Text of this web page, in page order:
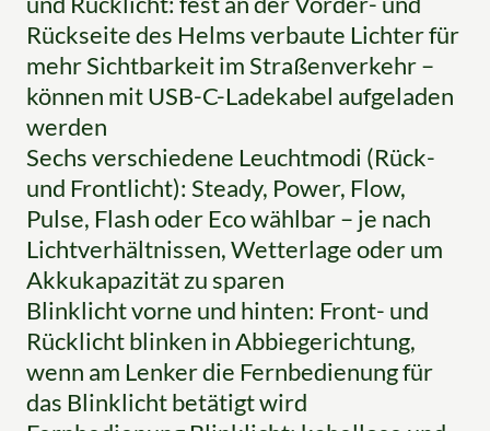
Rückseite des Helms verbaute Lichter für
mehr Sichtbarkeit im Straßenverkehr –
können mit USB-C-Ladekabel aufgeladen
werden
Sechs verschiedene Leuchtmodi (Rück-
und Frontlicht): Steady, Power, Flow,
Pulse, Flash oder Eco wählbar – je nach
Lichtverhältnissen, Wetterlage oder um
Akkukapazität zu sparen
Blinklicht vorne und hinten: Front- und
Rücklicht blinken in Abbiegerichtung,
wenn am Lenker die Fernbedienung für
das Blinklicht betätigt wird